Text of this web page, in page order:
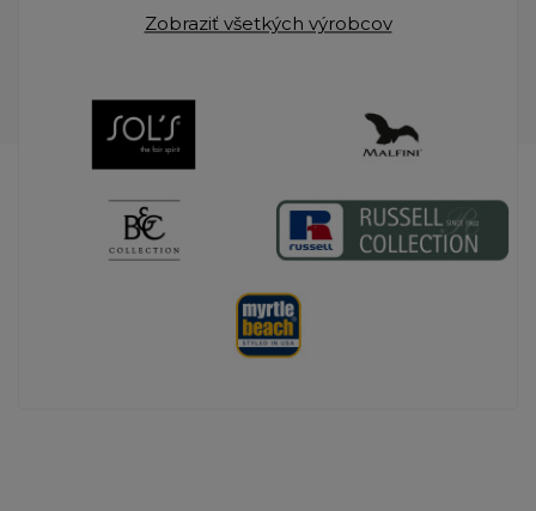
Zobraziť všetkých výrobcov